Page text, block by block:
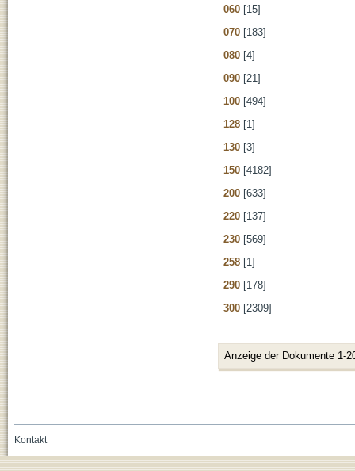
060 [15]
070 [183]
080 [4]
090 [21]
100 [494]
128 [1]
130 [3]
150 [4182]
200 [633]
220 [137]
230 [569]
258 [1]
290 [178]
300 [2309]
Anzeige der Dokumente 1-
Kontakt